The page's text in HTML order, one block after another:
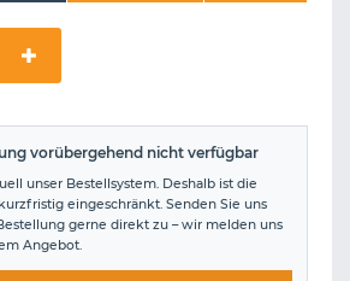
vorübergehend nicht verfügbar
unser Bestellsystem. Deshalb ist die
eingeschränkt. Senden Sie uns
gerne direkt zu – wir melden uns
Angebot.